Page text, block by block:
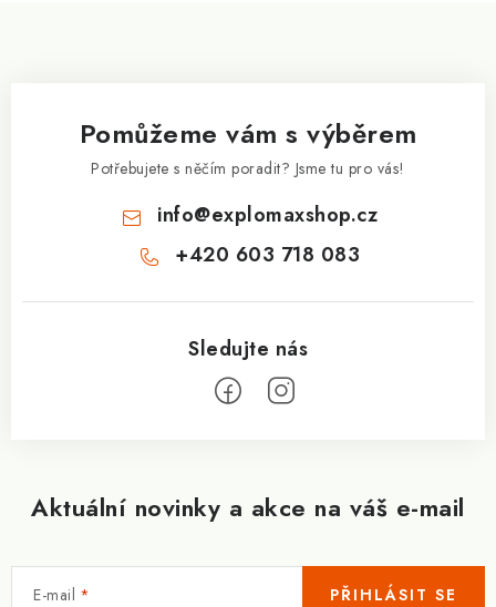
Aktuální novinky a akce na váš e-mail
E-mail PŘIHLÁSIT SE
Pomůžeme vám s výběrem
Potřebujete s něčím poradit? Jsme tu pro vás!
info@explomaxshop.cz
+420 603 718 083